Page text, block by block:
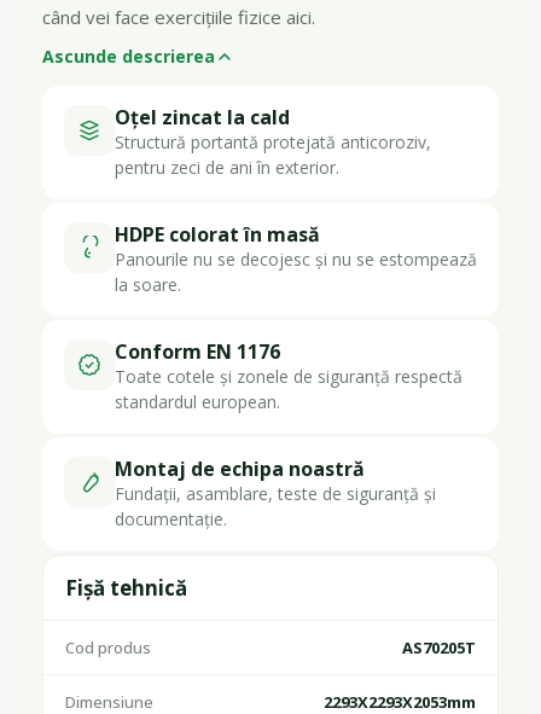
când vei face exercițiile fizice aici.
Ascunde descrierea
Oțel zincat la cald
Structură portantă protejată anticoroziv,
pentru zeci de ani în exterior.
HDPE colorat în masă
Panourile nu se decojesc și nu se estompează
la soare.
Conform EN 1176
Toate cotele și zonele de siguranță respectă
standardul european.
Montaj de echipa noastră
Fundații, asamblare, teste de siguranță și
documentație.
Fișă tehnică
Cod produs AS70205T
Dimensiune 2293X2293X2053mm